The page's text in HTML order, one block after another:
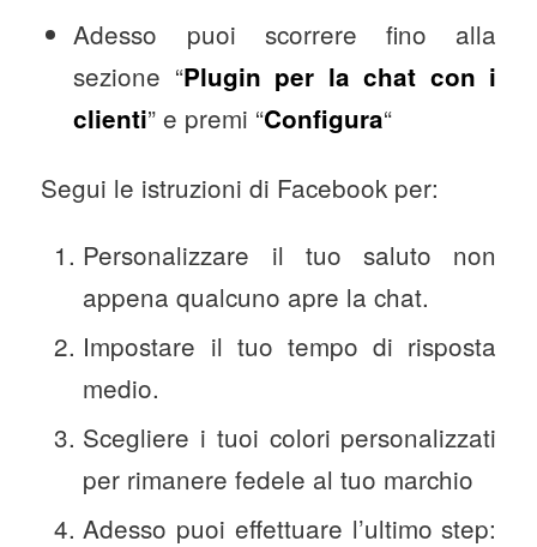
Adesso puoi scorrere fino alla
sezione “Plugin per la chat con i
clienti” e premi “Configura“
Segui le istruzioni di Facebook per:
Personalizzare il tuo saluto non
appena qualcuno apre la chat.
Impostare il tuo tempo di risposta
medio.
Scegliere i tuoi colori personalizzati
per rimanere fedele al tuo marchio
Adesso puoi effettuare l’ultimo step: